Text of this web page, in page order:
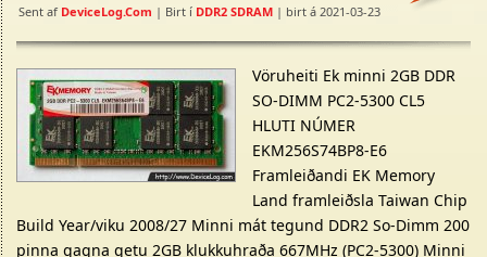
Sent af DeviceLog.com | Birt í DDR2 SDRAM | birt á 2021-03-23
Vöruheiti Ek minni 2GB DDR
SO-DIMM PC2-5300 CL5
HLUTI NÚMER
EKM256S74BP8-E6
Framleiðandi EK Memory
Land framleiðsla Taiwan Chip
Build Year/viku 2008/27 Minni mát tegund DDR2 So-Dimm 200
pinna gagna getu 2GB klukkuhraða 667MHz (PC2-5300) Minni